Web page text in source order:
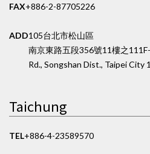
FAX+886-2-87705226
ADD105台北市松山區
南京東路五段356號11樓之1
Rd., Songshan Dist., Taipei City
Taichung
TEL+886-4-23589570